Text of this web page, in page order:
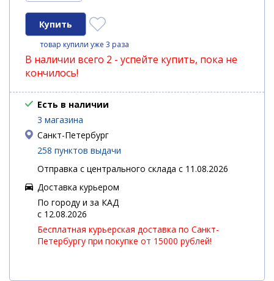
товар купили уже 3 раза
В наличии всего 2 - успейте купить, пока не
кончилось!
Есть в наличии
3 магазина
Санкт-Петербург
258 пунктов выдачи
Отправка с центрального склада с 11.08.2026
Доставка курьером
По городу и за КАД
c 12.08.2026
Бесплатная курьерская доставка по Санкт-
Петербургу при покупке от 15000 рублей!